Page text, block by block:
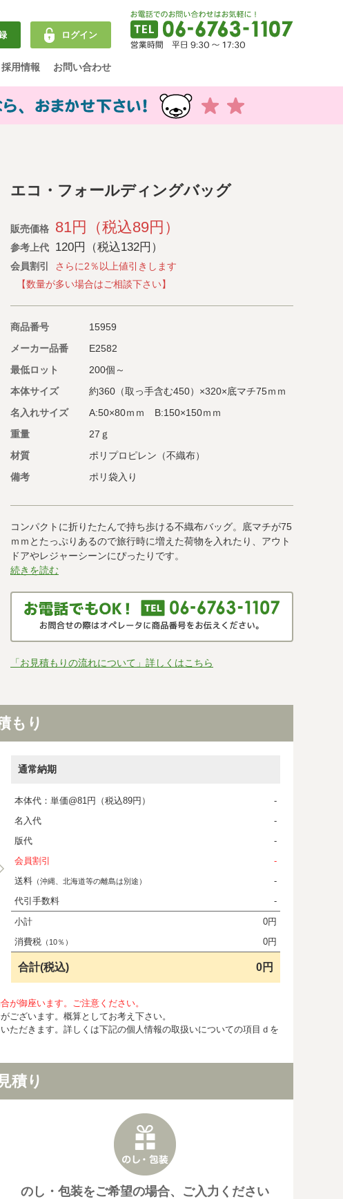
ログイン
採用情報 お問い合わせ
エコ・フォールディングバッグ
販売価格 81円（税込89円）
参考上代 120円（税込132円）
会員割引
さらに2％以上値引きします
【数量が多い場合はご相談下さい】
商品番号
15959
メーカー品番
E2582
最低ロット
200個～
本体サイズ
約360（取っ手含む450）×320×底マチ75ｍｍ
名入れサイズ
A:50×80ｍｍ B:150×150ｍｍ
重量
27ｇ
材質
ポリプロピレン（不織布）
備考
ポリ袋入り
コンパクトに折りたたんで持ち歩ける不織布バッグ。底マチが75
ｍｍとたっぷりあるので旅行時に増えた荷物を入れたり、アウト
ドアやレジャーシーンにぴったりです。
続きを読む
「お見積もりの流れについて」詳しくはこちら
もり
通常納期
本体代：単価@81円（税込89円）
-
名入代
-
版代
-
会員割引
-
送料 （沖縄、北海道等の離島は別途）
-
代引手数料
-
小計
0円
消費税 （10％） 0円
合計(税込) 0円
が御座います。ご注意ください。
ございます。概算としてお考え下さい。
だきます。詳しくは下記の個人情報の取扱いについての項目ｄを
積り
のし・包装をご希望の場合、ご入力ください